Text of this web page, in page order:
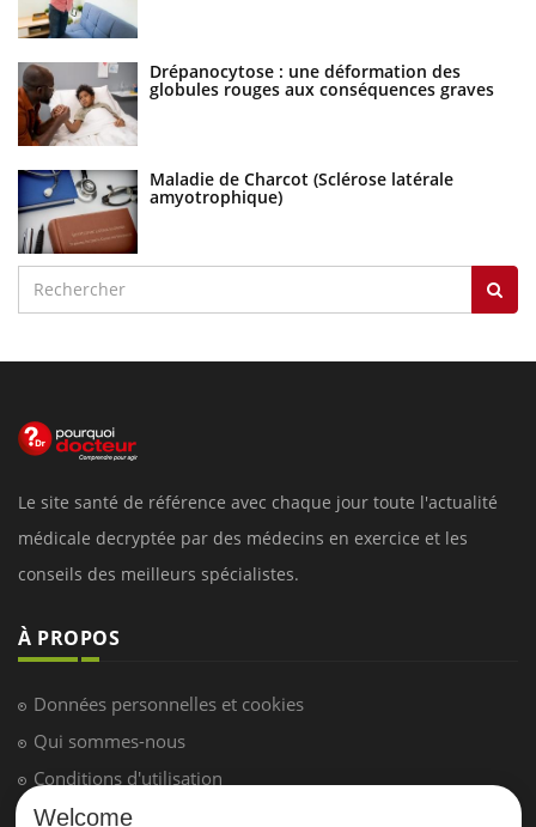
Drépanocytose : une déformation des
globules rouges aux conséquences graves
Maladie de Charcot (Sclérose latérale
amyotrophique)
Le site santé de référence avec chaque jour toute l'actualité
médicale decryptée par des médecins en exercice et les
conseils des meilleurs spécialistes.
À PROPOS
Données personnelles et cookies
Qui sommes-nous
Conditions d'utilisation
Plan du site
Welcome